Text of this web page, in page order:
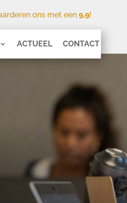
ons met een9,9!
ACTUEEL CONTACT